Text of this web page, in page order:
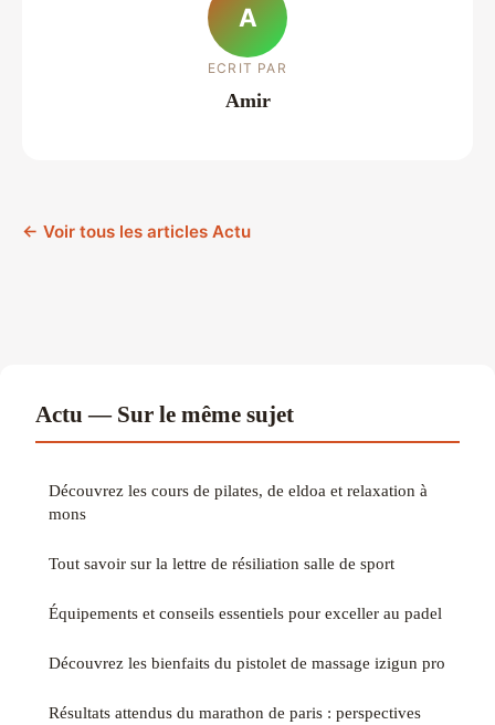
A
ECRIT PAR
Amir
← Voir tous les articles Actu
Actu — Sur le même sujet
Découvrez les cours de pilates, de eldoa et relaxation à
mons
Tout savoir sur la lettre de résiliation salle de sport
Équipements et conseils essentiels pour exceller au padel
Découvrez les bienfaits du pistolet de massage izigun pro
Résultats attendus du marathon de paris : perspectives